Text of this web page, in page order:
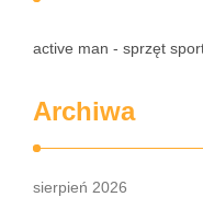
active man - sprzęt
Archiwa
sierpień 2026